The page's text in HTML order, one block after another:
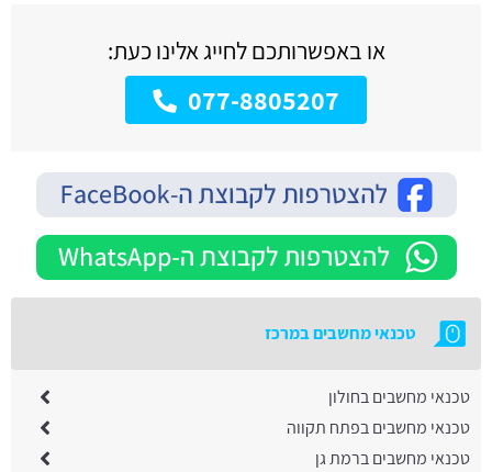
או באפשרותכם לחייג אלינו כעת:
077-8805207
טכנאי מחשבים במרכז
טכנאי מחשבים בחולון
טכנאי מחשבים בפתח תקווה
טכנאי מחשבים ברמת גן